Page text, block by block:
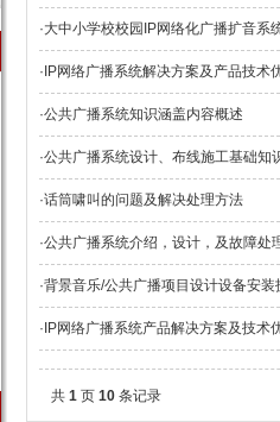
·大中小学校校园IP网络化广播扩音系
· IP网络广播系统解决方案及产品技术
·公共广播系统知识涵盖内容概述
·公共广播系统设计、布线施工基础知
·话筒啸叫的问题及解决处理方法
·公共广播系统介绍，设计，及故障处
·背景音乐/公共广播项目设计设备安装
· IP网络广播系统产品解决方案及技术
共 1 页 10 条记录